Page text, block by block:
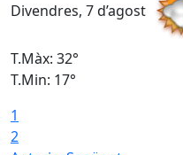
Divendres, 7 d’agost
T.Màx: 32°
T.Min: 17°
1
2